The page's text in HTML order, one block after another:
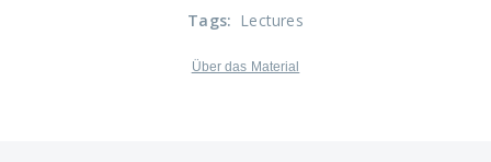
Tags: Lectures
Über das Material